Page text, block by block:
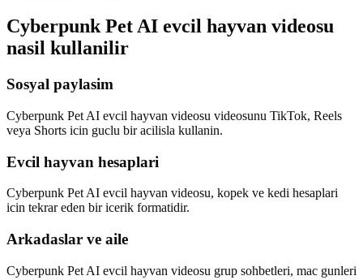
Cyberpunk Pet AI evcil hayvan videosu
nasil kullanilir
Sosyal paylasim
Cyberpunk Pet AI evcil hayvan videosu videosunu TikTok, Reels
veya Shorts icin guclu bir acilisla kullanin.
Evcil hayvan hesaplari
Cyberpunk Pet AI evcil hayvan videosu, kopek ve kedi hesaplari
icin tekrar eden bir icerik formatidir.
Arkadaslar ve aile
Cyberpunk Pet AI evcil hayvan videosu grup sohbetleri, mac gunleri